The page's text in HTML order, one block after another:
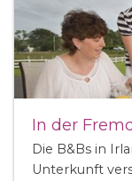
In der
Die B&Bs in
Unterkunft